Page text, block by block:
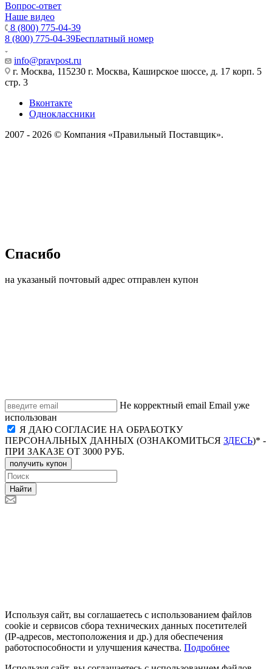
Вопрос-ответ
Наше видео
8 (800) 775-04-39
8 (800) 775-04-39Бесплатный номер
info@pravpost.ru
г. Москва, 115230 г. Москва, Каширское шоссе, д. 17 корп. 5
стр. 3
Вконтакте
Одноклассники
2007 - 2026 © Компания «Правильный Поставщик».
Спасибо
на указаный почтовый адрес отправлен купон
Не корректный email Email уже
использован
Я ДАЮ СОГЛАСИЕ НА ОБРАБОТКУ
ПЕРСОНАЛЬНЫХ ДАННЫХ (ОЗНАКОМИТЬСЯ ЗДЕСЬ)* -
ПРИ ЗАКАЗЕ ОТ 3000 РУБ.
получить купон
Найти
Используя сайт, вы соглашаетесь с использованием файлов
cookie и сервисов сбора технических данных посетителей
(IP‑адресов, местоположения и др.) для обеспечения
работоспособности и улучшения качества. Подробнее